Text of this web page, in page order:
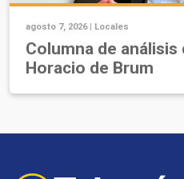
agosto 7, 2026 | Locales
Columna de análisis
Horacio de Brum